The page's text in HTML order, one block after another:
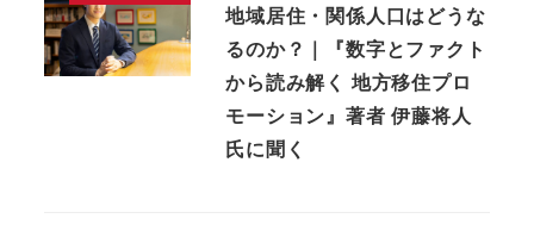
地域居住・関係人口はどうな
るのか？｜『数字とファクト
から読み解く 地方移住プロ
モーション』著者 伊藤将人
氏に聞く